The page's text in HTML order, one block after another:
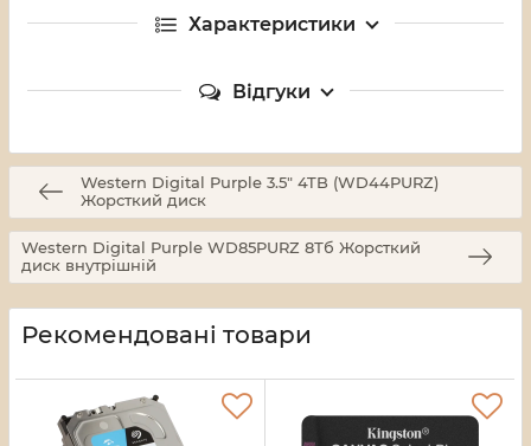
Характеристики
Відгуки
Western Digital Purple 3.5" 4TB (WD44PURZ)
Жорсткий диск
Western Digital Purple WD85PURZ 8Тб Жорсткий
диск внутрішній
Рекомендовані товари